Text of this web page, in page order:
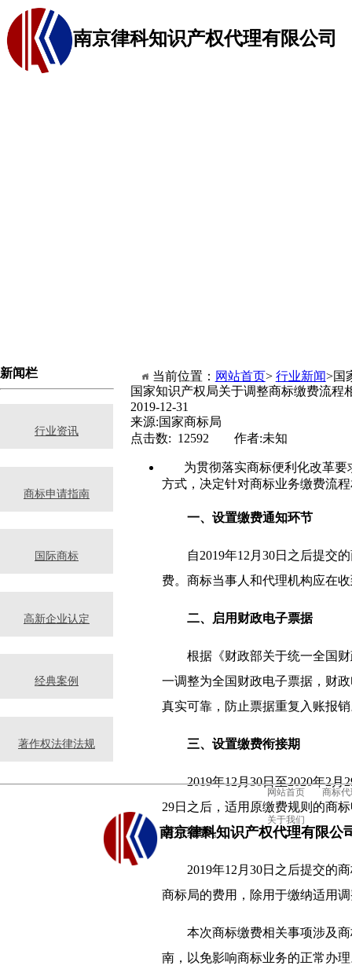
当前位置： 网站首页> 行业新闻>国
新闻栏
国家知识产权局关于调整商标缴费流程
2019-12-31
来源:国家商标局
点击数: 12592 作者:未知
为贯彻落实商标便利化改革要
方式，决定针对商标业务缴费流
一、设置缴费通知环节
自2019年12月30日之后提交的
费。商标当事人和代理机构应在
二、启用财政电子票据
根据《财政部关于统一全国财
一调整为全国财政电子票据，财
真实可靠，防止票据重复入账报
三、设置缴费衔接期
2019年12月30日至2020年2月29
29日之后，适用原缴费规则的商
进行缴费。
2019年12月30日之后提交的商
商标局的费用，除用于缴纳适用
本次商标缴费相关事项涉及商
南，以免影响商标业务的正常办
南京律科知识产权代理有限公司
行业资讯
商标申请指南
国际商标
高新企业认定
经典案例
著作权法律法规
网站首页 商标
关于我们
南京律科知识产权代理有限公